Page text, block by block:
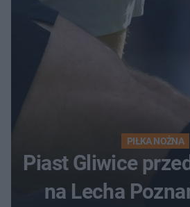
PIŁKA NOŻNA
Piast Gliwice
na Lecha